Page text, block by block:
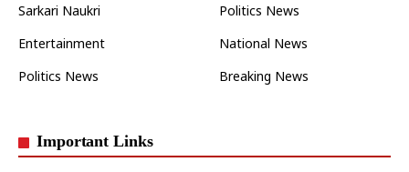
Sarkari Naukri
Politics News
Entertainment
National News
Politics News
Breaking News
Important Links